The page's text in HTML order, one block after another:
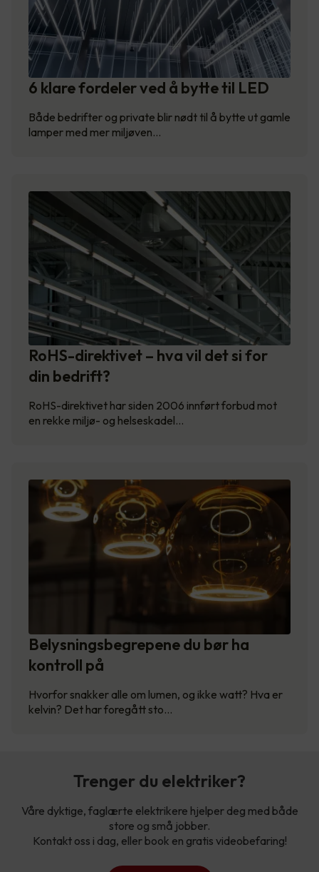
6 klare fordeler ved å bytte til LED
Både bedrifter og private blir nødt til å bytte ut gamle
lamper med mer miljøven…
RoHS-direktivet – hva vil det si for
din bedrift?
RoHS-direktivet har siden 2006 innført forbud mot
en rekke miljø- og helseskadel…
Belysningsbegrepene du bør ha
kontroll på
Hvorfor snakker alle om lumen, og ikke watt? Hva er
kelvin? Det har foregått sto…
Trenger du elektriker?
Våre dyktige, faglærte elektrikere hjelper deg med både
store og små jobber.
Kontakt oss i dag, eller book en gratis videobefaring!